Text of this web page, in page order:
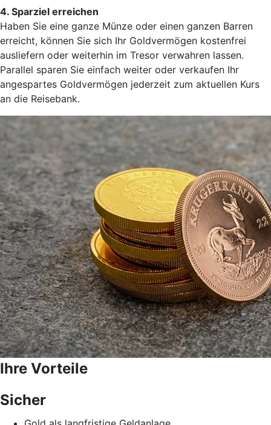
4. Sparziel erreichen
Haben Sie eine ganze Münze oder einen ganzen Barren
erreicht, können Sie sich Ihr Goldvermögen kostenfrei
ausliefern oder weiterhin im Tresor verwahren lassen.
Parallel sparen Sie einfach weiter oder verkaufen Ihr
angespartes Goldvermögen jederzeit zum aktuellen Kurs
an die Reisebank.
Ihre Vorteile
Sicher